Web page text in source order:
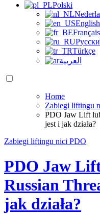
Polski
English
Türkçe
العربية
Home
Zabiegi liftingu
PDO Jaw Lift
jest i jak działa?
Zabiegi liftingu nici PDO
PDO Jaw
Russian
jak działa?